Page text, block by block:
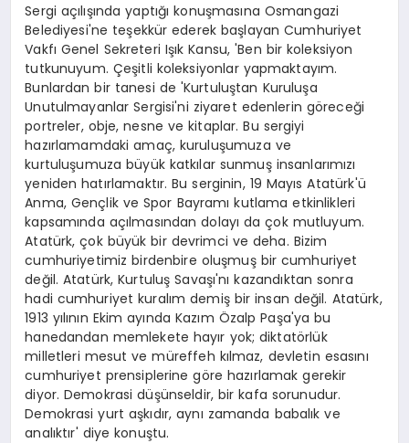
Sergi açılışında yaptığı konuşmasına Osmangazi
Belediyesi'ne teşekkür ederek başlayan Cumhuriyet
Vakfı Genel Sekreteri Işık Kansu, 'Ben bir koleksiyon
tutkunuyum. Çeşitli koleksiyonlar yapmaktayım.
Bunlardan bir tanesi de 'Kurtuluştan Kuruluşa
Unutulmayanlar Sergisi'ni ziyaret edenlerin göreceği
portreler, obje, nesne ve kitaplar. Bu sergiyi
hazırlamamdaki amaç, kuruluşumuza ve
kurtuluşumuza büyük katkılar sunmuş insanlarımızı
yeniden hatırlamaktır. Bu serginin, 19 Mayıs Atatürk'ü
Anma, Gençlik ve Spor Bayramı kutlama etkinlikleri
kapsamında açılmasından dolayı da çok mutluyum.
Atatürk, çok büyük bir devrimci ve deha. Bizim
cumhuriyetimiz birdenbire oluşmuş bir cumhuriyet
değil. Atatürk, Kurtuluş Savaşı'nı kazandıktan sonra
hadi cumhuriyet kuralım demiş bir insan değil. Atatürk,
1913 yılının Ekim ayında Kazım Özalp Paşa'ya bu
hanedandan memlekete hayır yok; diktatörlük
milletleri mesut ve müreffeh kılmaz, devletin esasını
cumhuriyet prensiplerine göre hazırlamak gerekir
diyor. Demokrasi düşünseldir, bir kafa sorunudur.
Demokrasi yurt aşkıdır, aynı zamanda babalık ve
analıktır' diye konuştu.